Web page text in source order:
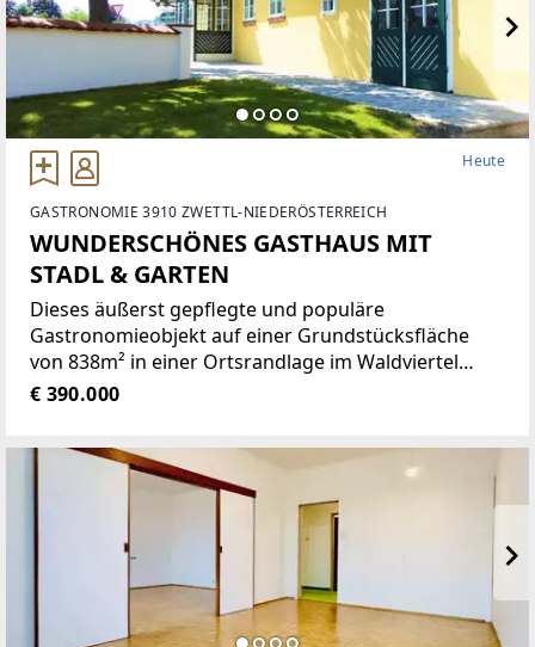
Heute
GASTRONOMIE 3910 ZWETTL-NIEDERÖSTERREICH
WUNDERSCHÖNES GASTHAUS MIT
STADL & GARTEN
Dieses äußerst gepflegte und populäre
Gastronomieobjekt auf einer Grundstücksfläche
von 838m² in einer Ortsrandlage im Waldviertel
bietet eine Vielzahl von Nutzungsmöglichkeiten wie
€ 390.000